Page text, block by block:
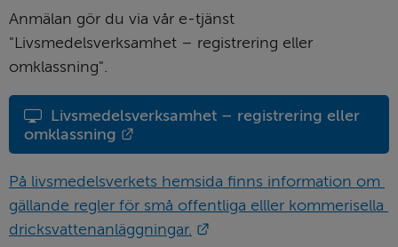
Anmälan gör du via vår e-tjänst
"Livsmedelsverksamhet – registrering eller
omklassning".
Livsmedelsverksamhet – registrering eller
omklassning
På livsmedelsverkets hemsida finns information om
gällande regler för små offentliga elller kommerisella
dricksvattenanläggningar.